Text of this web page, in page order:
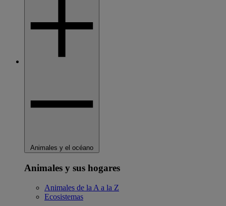
Animales y el océano
Animales y sus hogares
Animales de la A a la Z
Ecosistemas